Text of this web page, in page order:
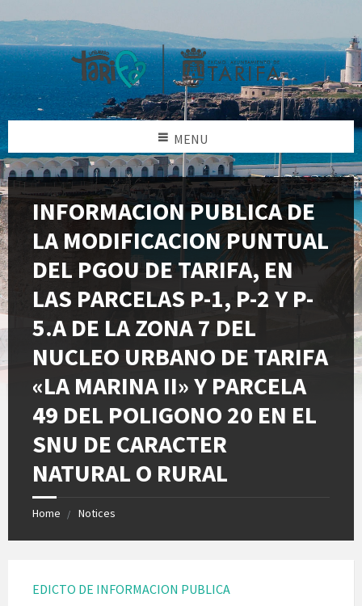
MENU
INFORMACION PUBLICA DE
LA MODIFICACION PUNTUAL
DEL PGOU DE TARIFA, EN
LAS PARCELAS P-1, P-2 Y P-
5.A DE LA ZONA 7 DEL
NUCLEO URBANO DE TARIFA
«LA MARINA II» Y PARCELA
49 DEL POLIGONO 20 EN EL
SNU DE CARACTER
NATURAL O RURAL
Home Notices
EDICTO DE INFORMACION PUBLICA